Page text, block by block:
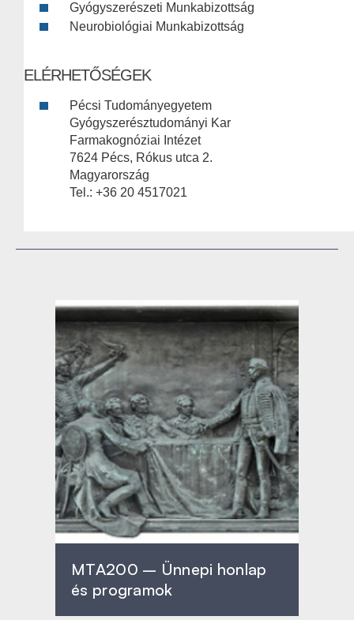
Gyógyszerészeti Munkabizottság
Neurobiológiai Munkabizottság
ELÉRHETŐSÉGEK
Pécsi Tudományegyetem
Gyógyszerésztudományi Kar
Farmakognóziai Intézet
7624 Pécs, Rókus utca 2.
Magyarország
Tel.: +36 20 4517021
MTA200 – Ünnepi honlap
és programok